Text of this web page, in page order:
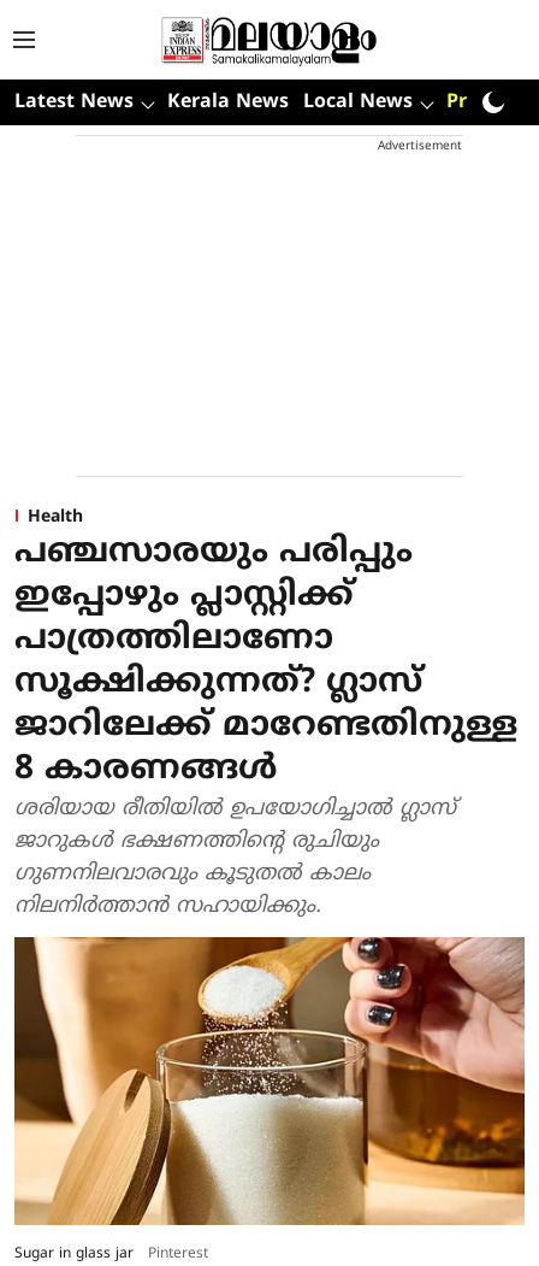
Latest News Kerala News Local News Premium
Advertisement
Health
പഞ്ചസാരയും പരിപ്പും
ഇപ്പോഴും പ്ലാസ്റ്റിക്ക്
പാത്രത്തിലാണോ
സൂക്ഷിക്കുന്നത്? ഗ്ലാസ്
ജാറിലേക്ക് മാറേണ്ടതിനുള്ള
8 കാരണങ്ങൾ
ശരിയായ രീതിയിൽ ഉപയോഗിച്ചാൽ ഗ്ലാസ്
ജാറുകൾ ഭക്ഷണത്തിന്റെ രുചിയും
ഗുണനിലവാരവും കൂടുതൽ കാലം
നിലനിർത്താൻ സഹായിക്കും.
Sugar in glass jar Pinterest